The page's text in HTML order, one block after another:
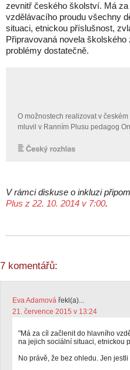
zevnitř českého školství. Má
vzdělávacího proudu všechny
situaci, etnickou příslušnost,
Připravovaná novela
problémy dostatečně.
V rámci diskuse o inkluzi
Plus z 22. 10. 2014 v 7:00.
7 komentářů:
Eva Adamová řekl(a)...
21. července 2015 v 13:24
"Má za cíl začlenit do hlavního
na jejich sociální situaci, etnickou
No právě, že bez ohledu. Jen